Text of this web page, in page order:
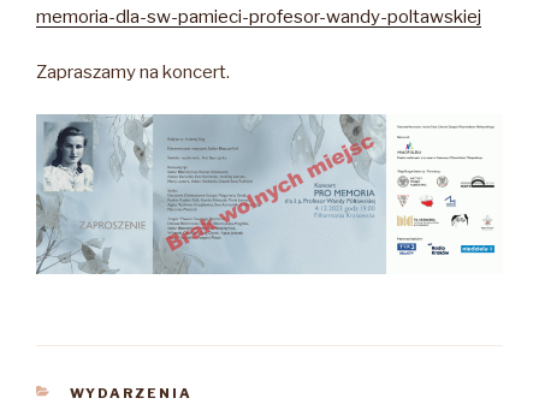
memoria-dla-sw-pamieci-profesor-wandy-poltawskiej
Zapraszamy na koncert.
KATEGORIE
WYDARZENIA